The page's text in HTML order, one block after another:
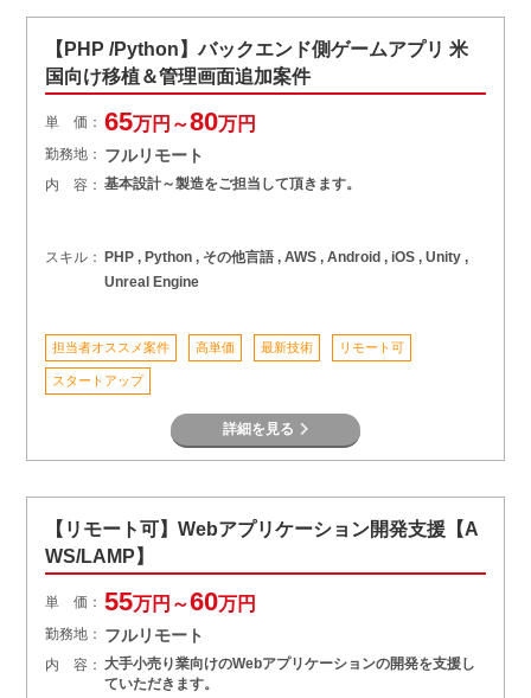
【PHP /Python】バックエンド側ゲームアプリ 米
国向け移植＆管理画面追加案件
単 価： 65万円～80万円
勤務地： フルリモート
内 容： 基本設計～製造をご担当して頂きます。
スキル：
PHP , Python , その他言語 , AWS , Android , iOS , Unity ,
Unreal Engine
担当者オススメ案件 高単価 最新技術 リモート可
スタートアップ
詳細を見る
【リモート可】Webアプリケーション開発支援【A
WS/LAMP】
単 価： 55万円～60万円
勤務地： フルリモート
内 容： 大手小売り業向けのWebアプリケーションの開発を支援し
ていただきます。